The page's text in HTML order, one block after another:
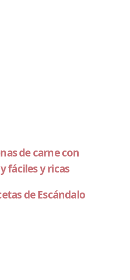
de carne con
fáciles y ricas
de Escándalo